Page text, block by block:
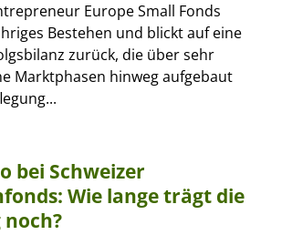
Europe Small Fonds
Bestehen und blickt auf eine
zurück, die über sehr
Marktphasen hinweg aufgebaut
bei Schweizer
Wie lange trägt die